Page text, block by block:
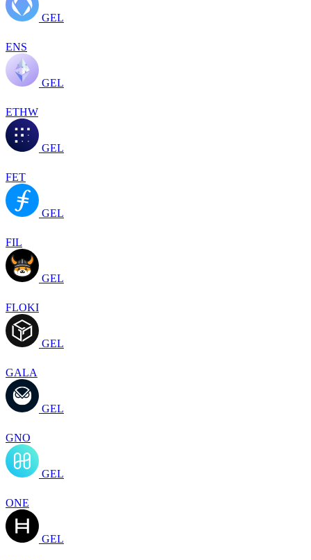
GEL
ENS
GEL
ETHW
GEL
FET
GEL
FIL
GEL
FLOKI
GEL
GALA
GEL
GNO
GEL
ONE
GEL